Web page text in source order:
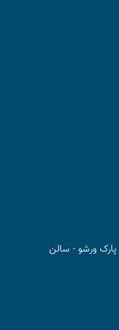
پارک ورشو - سالن